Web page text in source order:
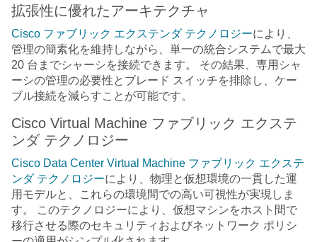
拡張性に優れたアーキテクチャ
Cisco ファブリック エクステンダ テクノロジーにより、
管理の簡素化を維持しながら、単一の統合システムで最大
20 台までシャーシを接続できます。 その結果、専用シャ
ーシの管理の必要性とブレード スイッチを排除し、ケー
ブル接続を減らすことが可能です。
Cisco Virtual Machine ファブリック エクステ
ンダ テクノロジー
Cisco Data Center Virtual Machine ファブリック エクステ
ンダ テクノロジーにより、物理と仮想環境の一貫した運
用モデルと、これらの環境間での高い可視性が実現しま
す。 このテクノロジーにより、仮想マシンをホスト間で
移行させる際のセキュリティおよびネットワーク ポリシ